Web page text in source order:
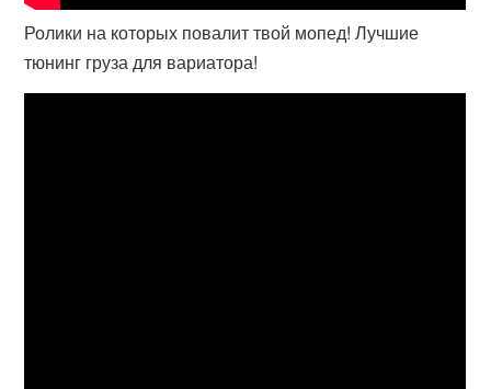
Ролики на которых повалит твой мопед! Лучшие
тюнинг груза для вариатора!